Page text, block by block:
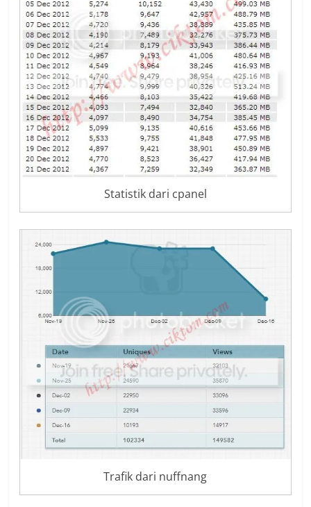
Statistik dari cpanel
Trafik dari nuffnang